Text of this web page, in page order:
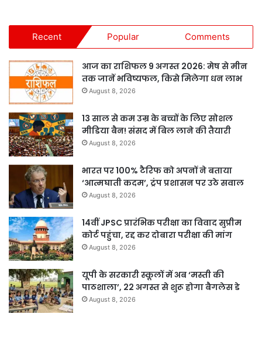
Recent Popular Comments
आज का राशिफल 9 अगस्त 2026: मेष से मीन
तक जानें भविष्यफल, किसे मिलेगा धन लाभ
August 8, 2026
13 साल से कम उम्र के बच्चों के लिए सोशल
मीडिया बैन! संसद में बिल लाने की तैयारी
August 8, 2026
भारत पर 100% टैरिफ को अपनों ने बताया
‘आत्मघाती कदम’, ट्रंप प्रशासन पर उठे सवाल
August 8, 2026
14वीं JPSC प्रारंभिक परीक्षा का विवाद सुप्रीम
कोर्ट पहुंचा, रद्द कर दोबारा परीक्षा की मांग
August 8, 2026
यूपी के सरकारी स्कूलों में अब ‘मस्ती की
पाठशाला’, 22 अगस्त से शुरू होगा बैगलेस डे
August 8, 2026